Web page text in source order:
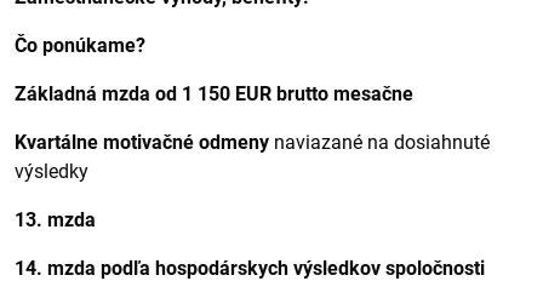
Čo ponúkame?
Základná mzda od 1 150 EUR brutto mesačne
Kvartálne motivačné odmeny naviazané na dosiahnuté
výsledky
13. mzda
14. mzda podľa hospodárskych výsledkov spoločnosti